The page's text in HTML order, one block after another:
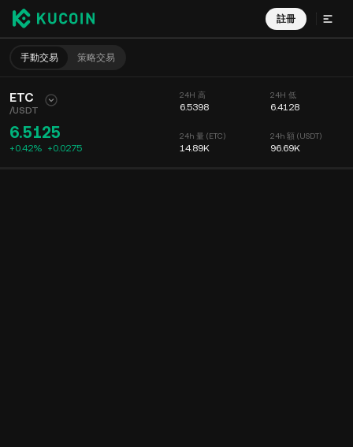
註冊
手動交易 策略交易
ETC
/USDT
6.5125
+0.42% +0.0275
24H 高
6.5398
24h 量 (ETC)
14.89K
24H 低
6.4128
24h 額 (USDT)
96.69K